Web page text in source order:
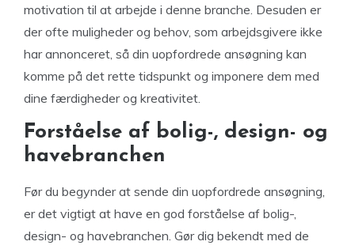
motivation til at arbejde i denne branche. Desuden er
der ofte muligheder og behov, som arbejdsgivere ikke
har annonceret, så din uopfordrede ansøgning kan
komme på det rette tidspunkt og imponere dem med
dine færdigheder og kreativitet.
Forståelse af bolig-, design- og
havebranchen
Før du begynder at sende din uopfordrede ansøgning,
er det vigtigt at have en god forståelse af bolig-,
design- og havebranchen. Gør dig bekendt med de